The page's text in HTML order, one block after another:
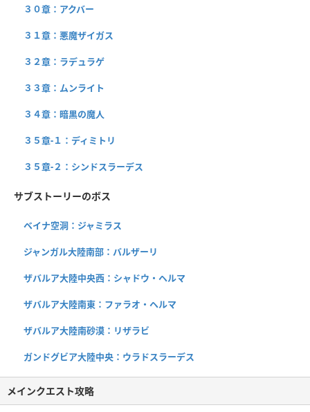
３０章：アクバー
３１章：悪魔ザイガス
３２章：ラデュラゲ
３３章：ムンライト
３４章：暗黒の魔人
３５章-１：ディミトリ
３５章-２：シンドスラーデス
サブストーリーのボス
ベイナ空洞：ジャミラス
ジャンガル大陸南部：バルザーリ
ザバルア大陸中央西：シャドウ・ヘルマ
ザバルア大陸南東：ファラオ・ヘルマ
ザバルア大陸南砂漠：リザラビ
ガンドグビア大陸中央：ウラドスラーデス
メインクエスト攻略